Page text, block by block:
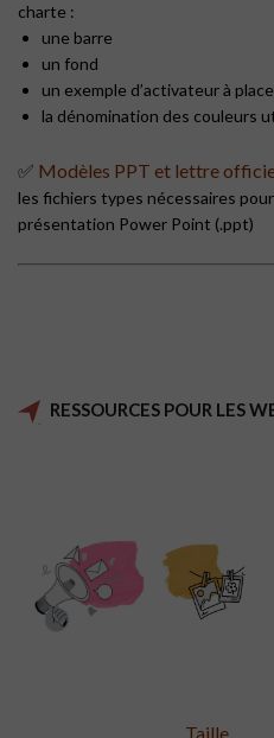
charte :
une barre
un fond
un exemple d’activateur à
la dénomination des couleurs
✅ Modèles PPT et lettre
les fichiers types nécessaires
présentation Power Point (.ppt)
RESSOURCES POUR LES
Taille